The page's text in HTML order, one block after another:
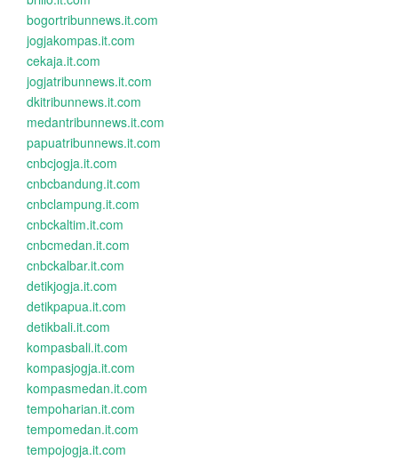
bogortribunnews.it.com
jogjakompas.it.com
cekaja.it.com
jogjatribunnews.it.com
dkitribunnews.it.com
medantribunnews.it.com
papuatribunnews.it.com
cnbcjogja.it.com
cnbcbandung.it.com
cnbclampung.it.com
cnbckaltim.it.com
cnbcmedan.it.com
cnbckalbar.it.com
detikjogja.it.com
detikpapua.it.com
detikbali.it.com
kompasbali.it.com
kompasjogja.it.com
kompasmedan.it.com
tempoharian.it.com
tempomedan.it.com
tempojogja.it.com